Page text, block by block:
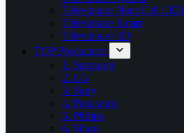
Televizoare NanoCell LED
Televizoare Smart
Televizoare 3D
TOP Producatori
1. Samsung
2. LG
3. Sony
4. Panasonic
5. Philips
6. Sharp